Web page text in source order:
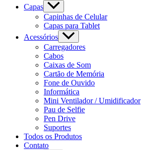
Capas
Capinhas de Celular
Capas para Tablet
Acessórios
Carregadores
Cabos
Caixas de Som
Cartão de Memória
Fone de Ouvido
Informática
Mini Ventilador / Umidificador
Pau de Selfie
Pen Drive
Suportes
Todos os Produtos
Contato